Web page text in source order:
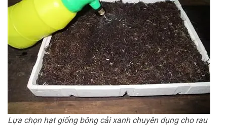
Lựa chọn hạt giống bông cải xanh chuyên dụng cho rau